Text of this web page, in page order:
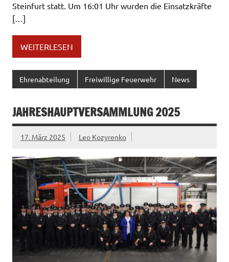
Steinfurt statt. Um 16:01 Uhr wurden die Einsatzkräfte
[…]
WEITERLESEN
Ehrenabteilung Freiwillige Feuerwehr News
JAHRESHAUPTVERSAMMLUNG 2025
17. März 2025 Leo Kozyrenko